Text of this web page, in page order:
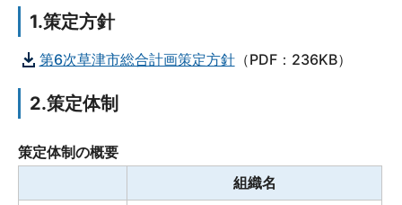
1.策定方針
第6次草津市総合計画策定方針（PDF：236KB）
2.策定体制
策定体制の概要
組織名